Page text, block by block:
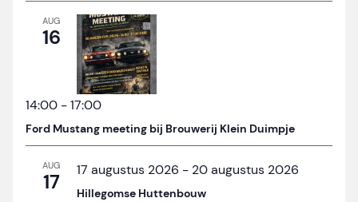
AUG
16
14:00 -17:00
Ford Mustang meeting bij Brouwerij Klein Duimpje
AUG
17 17 augustus 2026 - 20 augustus 2026
Hillegomse Huttenbouw